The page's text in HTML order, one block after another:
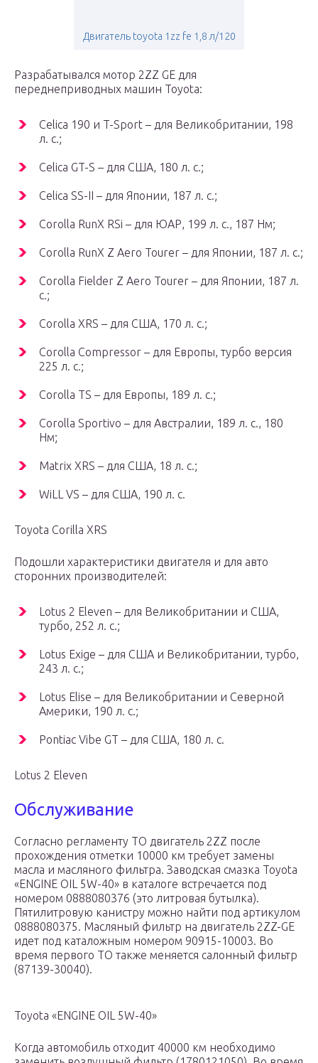
Двигатель toyota 1zz fe 1,8 л/120
Разрабатывался мотор 2ZZ GE для
переднеприводных машин Toyota:
Celica 190 и T-Sport – для Великобритании, 198
л. с.;
Celica GT-S – для США, 180 л. с.;
Celica SS-II – для Японии, 187 л. с.;
Corolla RunX RSi – для ЮАР, 199 л. с., 187 Нм;
Corolla RunX Z Aero Tourer – для Японии, 187 л. с.;
Corolla Fielder Z Aero Tourer – для Японии, 187 л.
с.;
Corolla XRS – для США, 170 л. с.;
Corolla Compressor – для Европы, турбо версия
225 л. с.;
Corolla TS – для Европы, 189 л. с.;
Corolla Sportivo – для Австралии, 189 л. с., 180
Нм;
Matrix XRS – для США, 18 л. с.;
WiLL VS – для США, 190 л. с.
Toyota Corilla XRS
Подошли характеристики двигателя и для авто
сторонних производителей:
Lotus 2 Eleven – для Великобритании и США,
турбо, 252 л. с.;
Lotus Exige – для США и Великобритании, турбо,
243 л. с.;
Lotus Elise – для Великобритании и Северной
Америки, 190 л. с.;
Pontiac Vibe GT – для США, 180 л. с.
Lotus 2 Eleven
Обслуживание
Согласно регламенту ТО двигатель 2ZZ после
прохождения отметки 10000 км требует замены
масла и масляного фильтра. Заводская смазка Toyota
«ENGINE OIL 5W-40» в каталоге встречается под
номером 0888080376 (это литровая бутылка).
Пятилитровую канистру можно найти под артикулом
0888080375. Масляный фильтр на двигатель 2ZZ-GE
идет под каталожным номером 90915-10003. Во
время первого ТО также меняется салонный фильтр
(87139-30040).
Toyota «ENGINE OIL 5W-40»
Когда автомобиль отходит 40000 км необходимо